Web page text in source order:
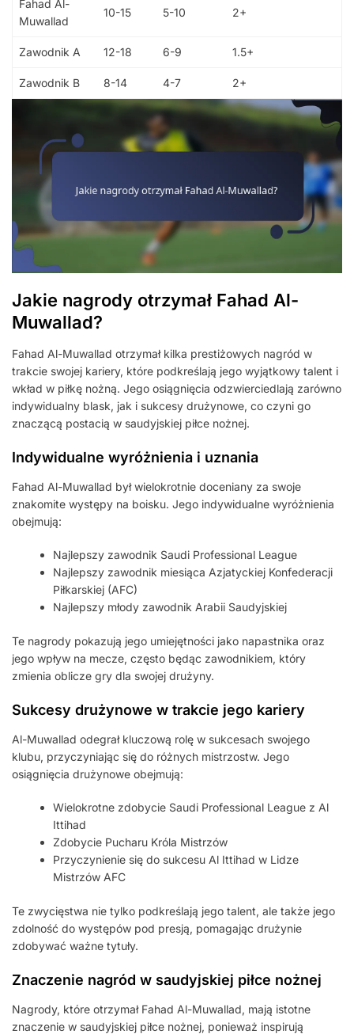
Fahad Al-
Muwallad
10-15 5-10 2+
Zawodnik A 12-18 6-9 1.5+
Zawodnik B 8-14 4-7 2+
Jakie nagrody otrzymał Fahad Al-
Muwallad?
Fahad Al-Muwallad otrzymał kilka prestiżowych nagród w
trakcie swojej kariery, które podkreślają jego wyjątkowy talent i
wkład w piłkę nożną. Jego osiągnięcia odzwierciedlają zarówno
indywidualny blask, jak i sukcesy drużynowe, co czyni go
znaczącą postacią w saudyjskiej piłce nożnej.
Indywidualne wyróżnienia i uznania
Fahad Al-Muwallad był wielokrotnie doceniany za swoje
znakomite występy na boisku. Jego indywidualne wyróżnienia
obejmują:
Najlepszy zawodnik Saudi Professional League
Najlepszy zawodnik miesiąca Azjatyckiej Konfederacji
Piłkarskiej (AFC)
Najlepszy młody zawodnik Arabii Saudyjskiej
Te nagrody pokazują jego umiejętności jako napastnika oraz
jego wpływ na mecze, często będąc zawodnikiem, który
zmienia oblicze gry dla swojej drużyny.
Sukcesy drużynowe w trakcie jego kariery
Al-Muwallad odegrał kluczową rolę w sukcesach swojego
klubu, przyczyniając się do różnych mistrzostw. Jego
osiągnięcia drużynowe obejmują:
Wielokrotne zdobycie Saudi Professional League z Al
Ittihad
Zdobycie Pucharu Króla Mistrzów
Przyczynienie się do sukcesu Al Ittihad w Lidze
Mistrzów AFC
Te zwycięstwa nie tylko podkreślają jego talent, ale także jego
zdolność do występów pod presją, pomagając drużynie
zdobywać ważne tytuły.
Znaczenie nagród w saudyjskiej piłce nożnej
Nagrody, które otrzymał Fahad Al-Muwallad, mają istotne
znaczenie w saudyjskiej piłce nożnej, ponieważ inspirują